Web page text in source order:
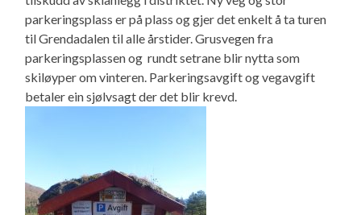
parkeringsplass er på plass og gjer det enkelt å ta turen
til Grendadalen til alle årstider. Grusvegen fra
parkeringsplassen og rundt setrane blir nytta som
skiløyper om vinteren. Parkeringsavgift og vegavgift
betaler ein sjølvsagt der det blir krevd.